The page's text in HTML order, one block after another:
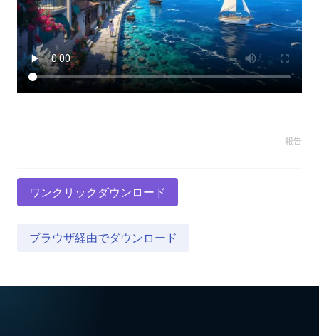
報告
ワンクリックダウンロード
ブラウザ経由でダウンロード